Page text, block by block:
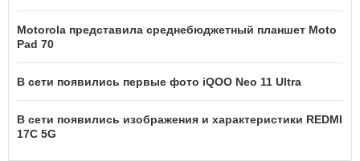
Motorola представила среднебюджетный планшет Moto
Pad 70
В сети появились первые фото iQOO Neo 11 Ultra
В сети появились изображения и характеристики REDMI
17C 5G